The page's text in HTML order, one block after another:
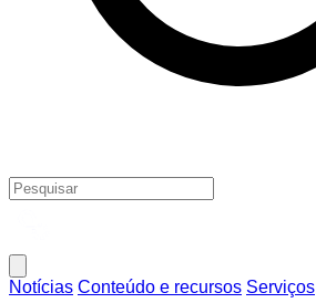
Notícias Conteúdo e recursos Serviços